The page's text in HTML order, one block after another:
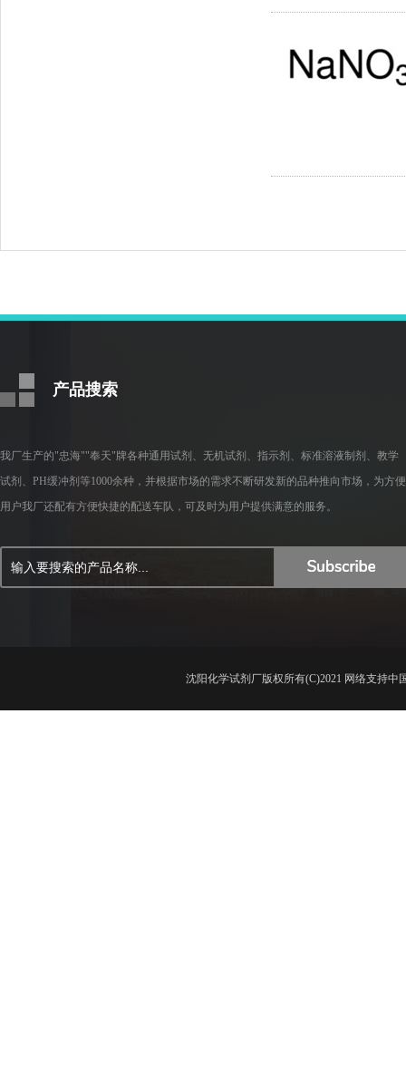
产品搜索
我厂生产的"忠海""奉天"牌各种通用试剂、无机试剂、指示剂、标准溶液制剂、教学
试剂、PH缓冲剂等1000余种，并根据市场的需求不断研发新的品种推向市场，为方便
用户我厂还配有方便快捷的配送车队，可及时为用户提供满意的服务。
沈阳化学试剂厂版权所有(C)2021 网络支持中